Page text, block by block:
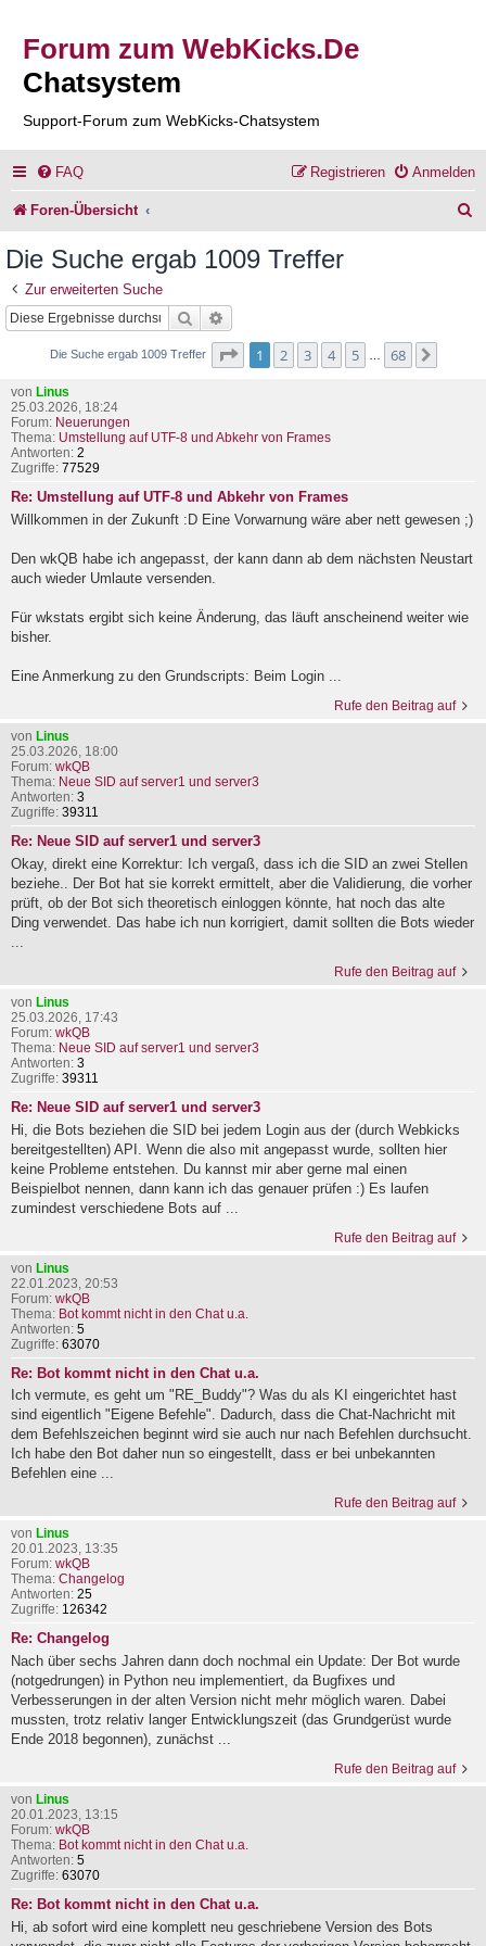
Forum zum WebKicks.De
Chatsystem
Support-Forum zum WebKicks-Chatsystem
FAQ Anmelden
Registrieren
Foren-Übersicht
Die Suche ergab 1009 Treffer
Zur erweiterten Suche
Suche
Die Suche ergab 1009 Treffer Seite von
1 2 3 4 5 68
von Linus
25.03.2026, 18:24
Forum: Neuerungen
Thema: Umstellung auf UTF-8 und Abkehr von Frames
Antworten: 2
Zugriffe: 77529
Re: Umstellung auf UTF-8 und Abkehr von Frames
Willkommen in der Zukunft :D Eine Vorwarnung wäre aber nett gewesen ;)
Den wkQB habe ich angepasst, der kann dann ab dem nächsten Neustart
auch wieder Umlaute versenden.
Für wkstats ergibt sich keine Änderung, das läuft anscheinend weiter wie
bisher.
Eine Anmerkung zu den Grundscripts: Beim Login ...
Rufe den Beitrag auf
von Linus
25.03.2026, 18:00
Forum: wkQB
Thema: Neue SID auf server1 und server3
Antworten: 3
Zugriffe: 39311
Re: Neue SID auf server1 und server3
Okay, direkt eine Korrektur: Ich vergaß, dass ich die SID an zwei Stellen
beziehe.. Der Bot hat sie korrekt ermittelt, aber die Validierung, die vorher
prüft, ob der Bot sich theoretisch einloggen könnte, hat noch das alte
Ding verwendet. Das habe ich nun korrigiert, damit sollten die Bots wieder
Rufe den Beitrag auf
von Linus
25.03.2026, 17:43
Forum: wkQB
Thema: Neue SID auf server1 und server3
Antworten: 3
Zugriffe: 39311
Re: Neue SID auf server1 und server3
Hi, die Bots beziehen die SID bei jedem Login aus der (durch Webkicks
bereitgestellten) API. Wenn die also mit angepasst wurde, sollten hier
keine Probleme entstehen. Du kannst mir aber gerne mal einen
Beispielbot nennen, dann kann ich das genauer prüfen :) Es laufen
zumindest verschiedene Bots auf ...
Rufe den Beitrag auf
von Linus
22.01.2023, 20:53
Forum: wkQB
Thema: Bot kommt nicht in den Chat u.a.
Antworten: 5
Zugriffe: 63070
Re: Bot kommt nicht in den Chat u.a.
Ich vermute, es geht um "RE_Buddy"? Was du als KI eingerichtet hast
sind eigentlich "Eigene Befehle". Dadurch, dass die Chat-Nachricht mit
dem Befehlszeichen beginnt wird sie auch nur nach Befehlen durchsucht.
Ich habe den Bot daher nun so eingestellt, dass er bei unbekannten
Befehlen eine ...
Rufe den Beitrag auf
von Linus
20.01.2023, 13:35
Forum: wkQB
Thema: Changelog
Antworten: 25
Zugriffe: 126342
Re: Changelog
Nach über sechs Jahren dann doch nochmal ein Update: Der Bot wurde
(notgedrungen) in Python neu implementiert, da Bugfixes und
Verbesserungen in der alten Version nicht mehr möglich waren. Dabei
mussten, trotz relativ langer Entwicklungszeit (das Grundgerüst wurde
Ende 2018 begonnen), zunächst ...
Rufe den Beitrag auf
von Linus
20.01.2023, 13:15
Forum: wkQB
Thema: Bot kommt nicht in den Chat u.a.
Antworten: 5
Zugriffe: 63070
Re: Bot kommt nicht in den Chat u.a.
Hi, ab sofort wird eine komplett neu geschriebene Version des Bots